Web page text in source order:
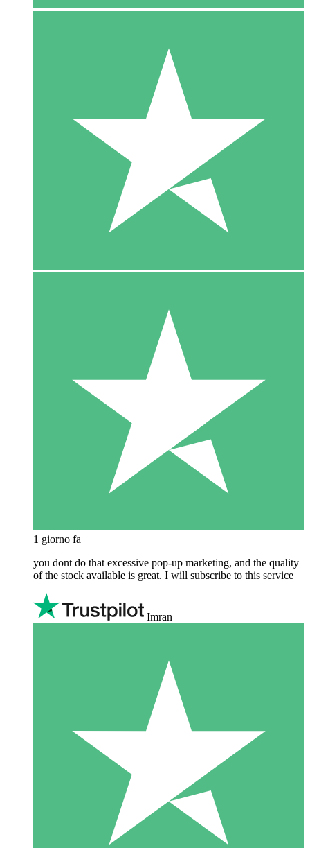
1 giorno fa
you dont do that excessive pop-up marketing, and the quality
of the stock available is great. I will subscribe to this service
Imran